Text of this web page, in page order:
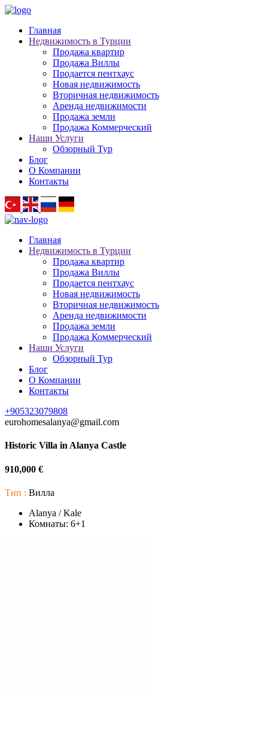
Главная
Недвижимость в Турции
Продажа квартир
Продажа Виллы
Продается пентхаус
Новая недвижимость
Вторичная недвижимость
Аренда недвижимости
Продажа земли
Продажа Коммерческий
Наши Услуги
Обзорный Тур
Блог
О Компании
Контакты
Главная
Недвижимость в Турции
Продажа квартир
Продажа Виллы
Продается пентхаус
Новая недвижимость
Вторичная недвижимость
Аренда недвижимости
Продажа земли
Продажа Коммерческий
Наши Услуги
Обзорный Тур
Блог
О Компании
Контакты
+905323079808
eurohomesalanya@gmail.com
Historic Villa in Alanya Castle
910,000 €
Тип : Вилла
Alanya / Kale
Комнаты: 6+1